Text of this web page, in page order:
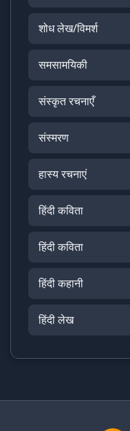
शोध लेख/विमर्श
समसामयिकी
संस्कृत रचनाएँ
संस्मरण
हास्य रचनाएं
हिंदी कविता
हिंदी कविता
हिंदी कहानी
हिंदी लेख